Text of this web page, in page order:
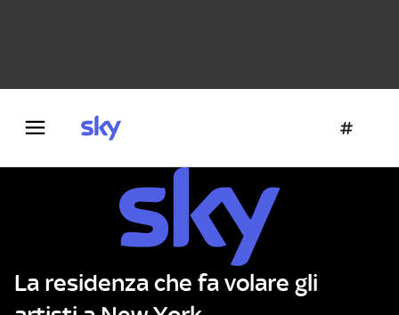
La residenza che fa volare gli